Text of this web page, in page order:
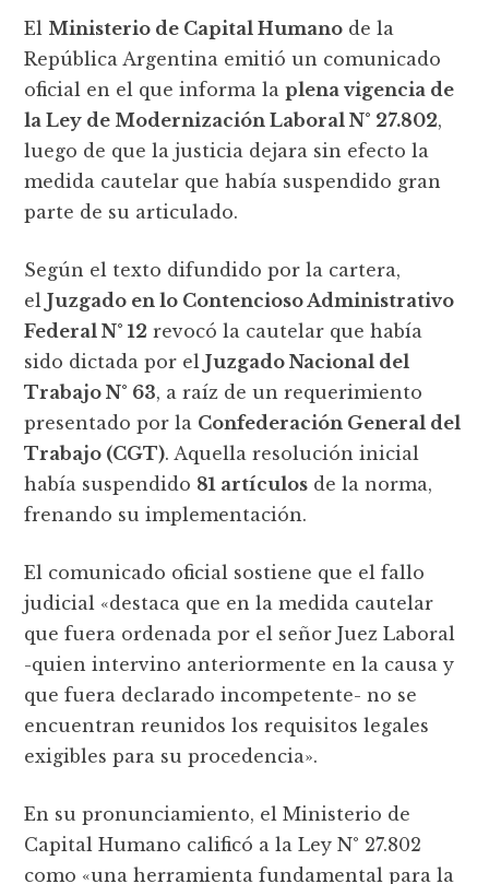
El Ministerio de Capital Humano de la
República Argentina emitió un comunicado
oficial en el que informa laplena vigencia de
la Ley de Modernización Laboral N° 27.802,
luego de que la justicia dejara sin efecto la
medida cautelar que había suspendido gran
parte de su articulado.
Según el texto difundido por la cartera,
elJuzgado en lo Contencioso Administrativo
Federal N° 12 revocó la cautelar que había
sido dictada por elJuzgado Nacional del
Trabajo N° 63, a raíz de un requerimiento
presentado por la Confederación General del
Trabajo (CGT). Aquella resolución inicial
había suspendido 81 artículos de la norma,
frenando su implementación.
El comunicado oficial sostiene que el fallo
judicial «destaca que en la medida cautelar
que fuera ordenada por el señor Juez Laboral
-quien intervino anteriormente en la causa y
que fuera declarado incompetente- no se
encuentran reunidos los requisitos legales
exigibles para su procedencia».
En su pronunciamiento, el Ministerio de
Capital Humano calificó a la Ley N° 27.802
como «una herramienta fundamental para la